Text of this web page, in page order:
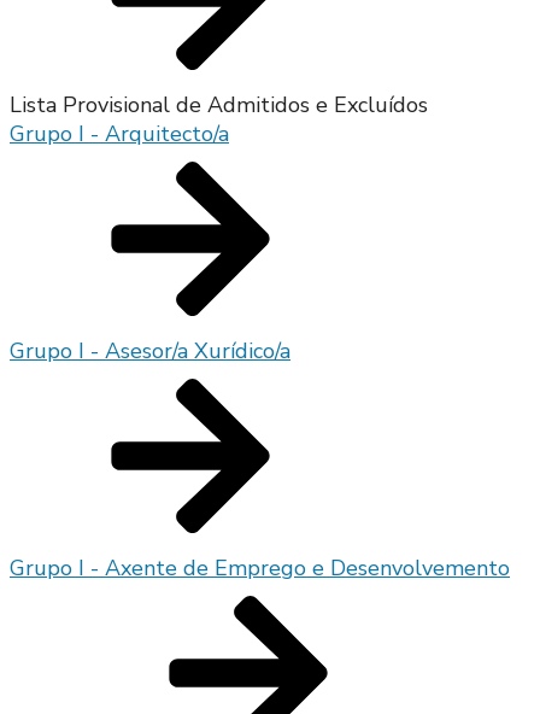
Lista Provisional de Admitidos e Excluídos
Grupo I - Arquitecto/a
Grupo I - Asesor/a Xurídico/a
Grupo I - Axente de Emprego e Desenvolvemento